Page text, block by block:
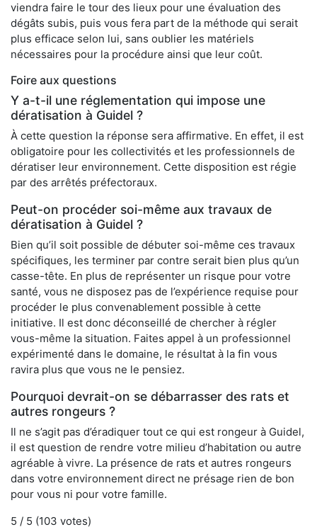
viendra faire le tour des lieux pour une évaluation des
dégâts subis, puis vous fera part de la méthode qui serait
plus efficace selon lui, sans oublier les matériels
nécessaires pour la procédure ainsi que leur coût.
Foire aux questions
Y a-t-il une réglementation qui impose une
dératisation à Guidel ?
À cette question la réponse sera affirmative. En effet, il est
obligatoire pour les collectivités et les professionnels de
dératiser leur environnement. Cette disposition est régie
par des arrêtés préfectoraux.
Peut-on procéder soi-même aux travaux de
dératisation à Guidel ?
Bien qu’il soit possible de débuter soi-même ces travaux
spécifiques, les terminer par contre serait bien plus qu’un
casse-tête. En plus de représenter un risque pour votre
santé, vous ne disposez pas de l’expérience requise pour
procéder le plus convenablement possible à cette
initiative. Il est donc déconseillé de chercher à régler
vous-même la situation. Faites appel à un professionnel
expérimenté dans le domaine, le résultat à la fin vous
ravira plus que vous ne le pensiez.
Pourquoi devrait-on se débarrasser des rats et
autres rongeurs ?
Il ne s’agit pas d’éradiquer tout ce qui est rongeur à Guidel,
il est question de rendre votre milieu d’habitation ou autre
agréable à vivre. La présence de rats et autres rongeurs
dans votre environnement direct ne présage rien de bon
pour vous ni pour votre famille.
5 / 5 (103 votes)